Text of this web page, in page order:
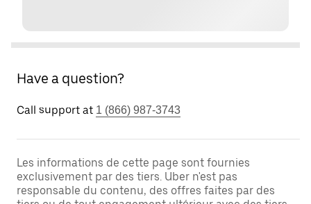
Have a question?
Call support at 1 (866) 987-3743
Les informations de cette page sont fournies
exclusivement par des tiers. Uber n'est pas
responsable du contenu, des offres faites par des